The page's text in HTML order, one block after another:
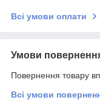
Всі умови оплати
Умови
Повернення товару
Всі умови